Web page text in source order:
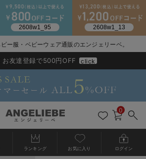
ー服・ベビーウェア通販のエンジェリーベ。
2026/NewArrival
地域を除く) 7,700円以上で送料無料
お友達登録で500円OFF click
0
ランキング お気に入り ログイン